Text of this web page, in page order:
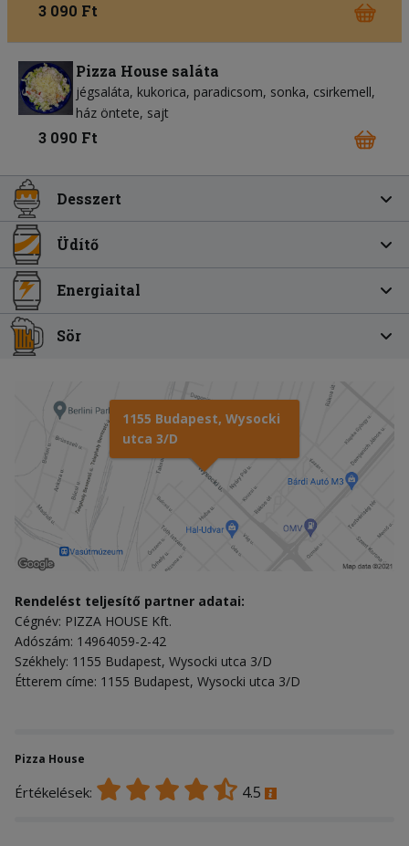
3 090 Ft
Pizza House saláta
jégsaláta kukorica paradicsom sonka csirkemell
ház öntete sajt
3 090 Ft
Desszert
Üdítő
Energiaital
Sör
1155 Budapest, Wysocki
utca 3/D
Rendelést teljesítő partner adatai:
Cégnév: PIZZA HOUSE Kft.
Adószám: 14964059-2-42
Székhely: 1155 Budapest, Wysocki utca 3/D
Étterem címe: 1155 Budapest, Wysocki utca 3/D
Pizza House
Értékelések: 4.5